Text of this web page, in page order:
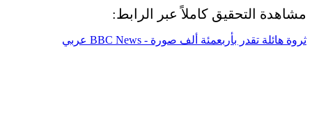
مشاهدة التحقيق كاملاً عبر الرابط:
ثروة هائلة تقدر بأربعمئة ألف صورة - BBC News عربي